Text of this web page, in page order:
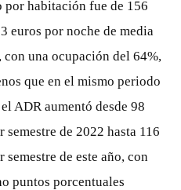
habitación fue de 156
euros por noche de media
una ocupación del 64%,
que en el mismo periodo
ADR aumentó desde 98
de 2022 hasta 116
de este año, con
puntos porcentuales